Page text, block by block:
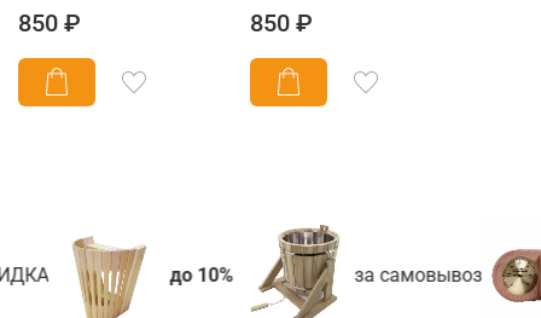
850 ₽ 850 ₽
до 10% за самовывоз